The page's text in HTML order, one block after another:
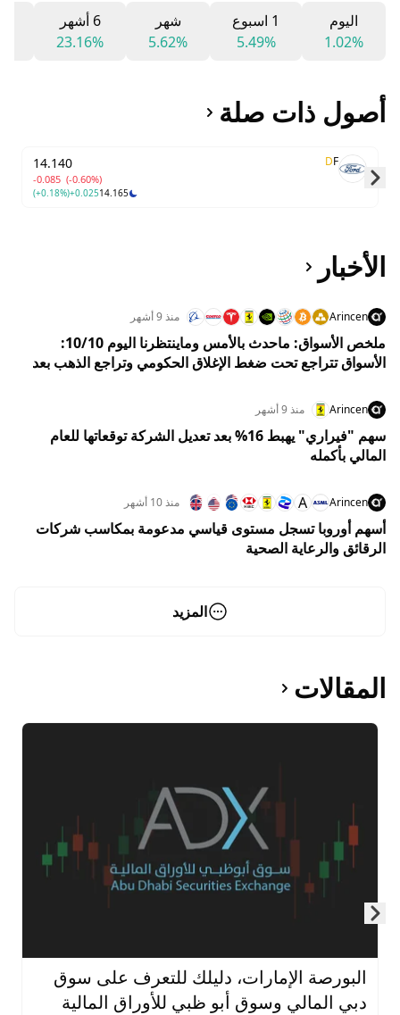
اليوم
1.02%
1 اسبوع
5.49%
شهر
5.62%
6 أشهر
23.16%
أصول ذات صلة
F
D
14.140
-0.085 (-0.60%)
14.165
+0.025
(+0.18%)
الأخبار
Arincen منذ 9 أشهر
ملخص الأسواق: ماحدث بالأمس وماينتظرنا اليوم 10/10:
الأسواق تتراجع تحت ضغط الإغلاق الحكومي وتراجع الذهب بعد
Arincen منذ 9 أشهر
سهم "فيراري" يهبط 16% بعد تعديل الشركة توقعاتها للعام
المالي بأكمله
Arincen
A منذ 10 أشهر
أسهم أوروبا تسجل مستوى قياسي مدعومة بمكاسب شركات
الرقائق والرعاية الصحية
المزيد
المقالات
البورصة الإمارات، دليلك للتعرف على سوق
دبي المالي وسوق أبو ظبي للأوراق المالية